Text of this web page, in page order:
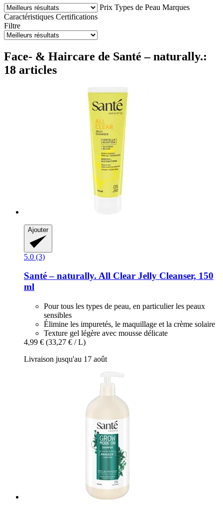
Prix Types de Peau Marques
Caractéristiques Certifications
Filtre
Face- & Haircare de Santé – naturally.:
18 articles
Ajouter
5.0 (3)
Santé – naturally. All Clear Jelly Cleanser, 150
ml
Pour tous les types de peau, en particulier les peaux
sensibles
Élimine les impuretés, le maquillage et la crème solaire
Texture gel légère avec mousse délicate
4,99 € (33,27 € / L)
Livraison jusqu'au 17 août